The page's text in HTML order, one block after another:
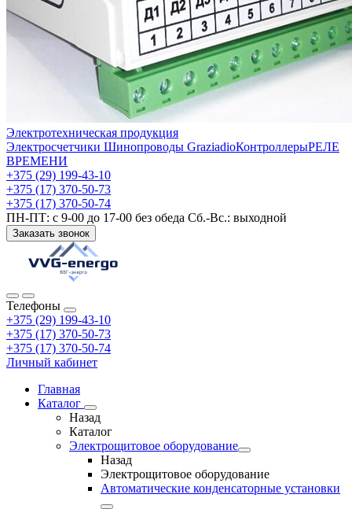
Электротехническая продукция
Электросчетчики Шинопроводы GraziadioКонтроллерыРЕЛЕ
ВРЕМЕНИ
+375 (29) 199-43-10
+375 (17) 370-50-73
+375 (17) 370-50-74
ПН-ПТ: с 9-00 до 17-00 без обеда Сб.-Вс.: выходной
Заказать звонок
Телефоны
+375 (29) 199-43-10
+375 (17) 370-50-73
+375 (17) 370-50-74
Личный кабинет
Главная
Каталог
Назад
Каталог
Электрощитовое оборудование
Назад
Электрощитовое оборудование
Автоматические конденсаторные установки